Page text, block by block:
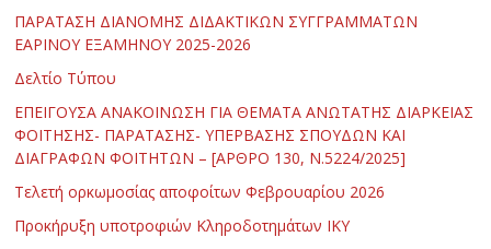
ΠΑΡΑΤΑΣΗ ΔΙΑΝΟΜΗΣ ΔΙΔΑΚΤΙΚΩΝ ΣΥΓΓΡΑΜΜΑΤΩΝ
ΕΑΡΙΝΟΥ ΕΞΑΜΗΝΟΥ 2025-2026
Δελτίο Τύπου
ΕΠΕΙΓΟΥΣΑ ΑΝΑΚΟΙΝΩΣΗ ΓΙΑ ΘΕΜΑΤΑ ΑΝΩΤΑΤΗΣ ΔΙΑΡΚΕΙΑΣ
ΦΟΙΤΗΣΗΣ- ΠΑΡΑΤΑΣΗΣ- ΥΠΕΡΒΑΣΗΣ ΣΠΟΥΔΩΝ ΚΑΙ
ΔΙΑΓΡΑΦΩΝ ΦΟΙΤΗΤΩΝ – [ΑΡΘΡΟ 130, Ν.5224/2025]
Τελετή ορκωμοσίας αποφοίτων Φεβρουαρίου 2026
Προκήρυξη υποτροφιών Κληροδοτημάτων ΙΚΥ